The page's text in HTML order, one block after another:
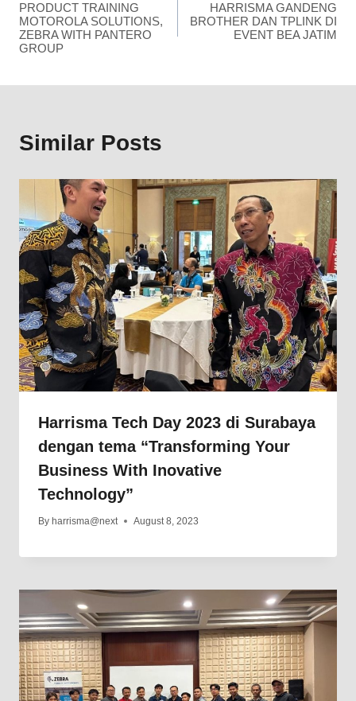
PRODUCT TRAINING
MOTOROLA SOLUTIONS,
ZEBRA WITH PANTERO
GROUP
HARRISMA GANDENG
BROTHER DAN TPLINK DI
EVENT BEA JATIM
Similar Posts
Harrisma Tech Day 2023 di Surabaya
dengan tema “Transforming Your
Business With Inovative
Technology”
By harrisma@next August 8, 2023